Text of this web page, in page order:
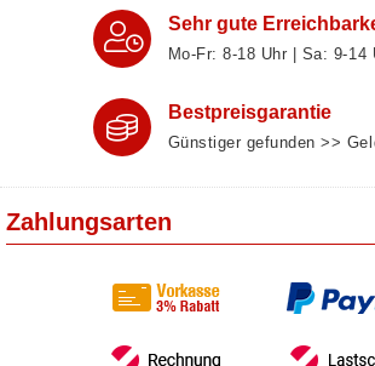
Sehr gute
Mo-Fr: 8‑18 Uhr | Sa: 9‑14
Bestpreisgarantie
Günstiger gefunden >>
Zahlungsarten